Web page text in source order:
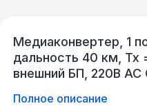
Медиаконвертер, 1
дальность 40 км, Tx
внешний БП, 220В AC
Полное описание